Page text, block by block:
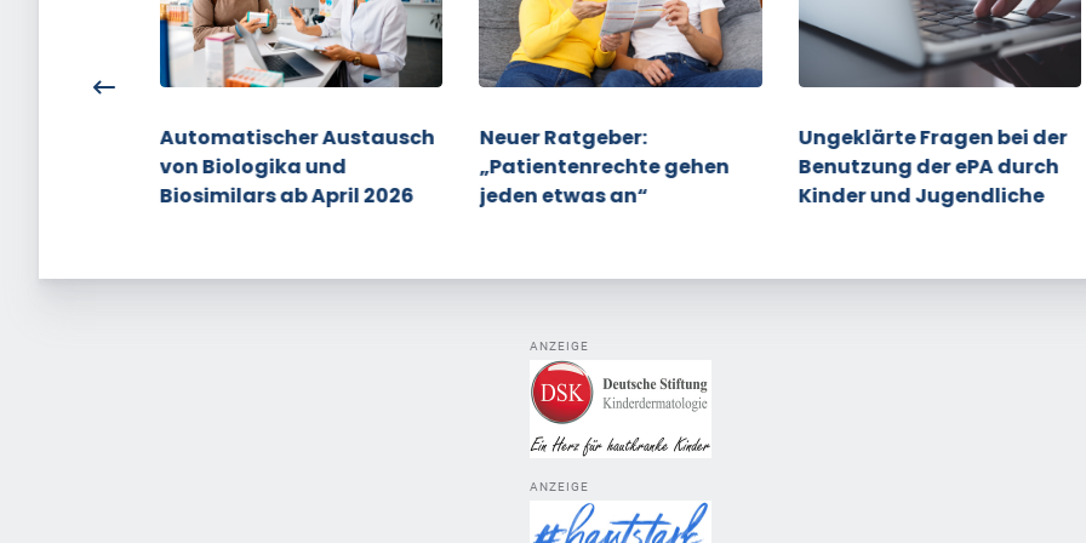
Automatischer Austausch
von Biologika und
Biosimilars ab April 2026
Neuer Ratgeber:
„Patientenrechte gehen
jeden etwas an“
Ungeklärte Fragen bei der
Benutzung der ePA durch
Kinder und Jugendliche
ANZEIGE
ANZEIGE